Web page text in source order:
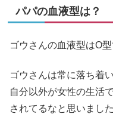
パパの血液型は？
ゴウさんの血液型はO型
ゴウさんは常に落ち着
自分以外が女性の生活
されてるなと思いました